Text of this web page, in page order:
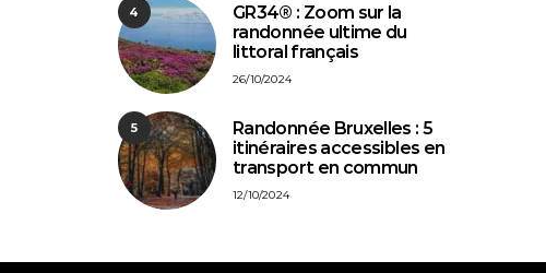
4
GR34® : Zoom sur la
randonnée ultime du
littoral français
26/10/2024
5
Randonnée Bruxelles : 5
itinéraires accessibles en
transport en commun
12/10/2024